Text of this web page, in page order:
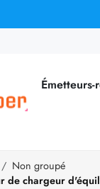
Non groupé
de chargeur